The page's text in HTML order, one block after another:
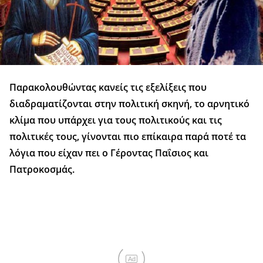
Παρακολουθώντας κανείς τις εξελίξεις που
διαδραματίζονται στην πολιτική σκηνή, το αρνητικό
κλίμα που υπάρχει για τους πολιτικούς και τις
πολιτικές τους, γίνονται πιο επίκαιρα παρά ποτέ τα
λόγια που είχαν πει ο Γέροντας Παΐσιος και
Πατροκοσμάς.
Ad